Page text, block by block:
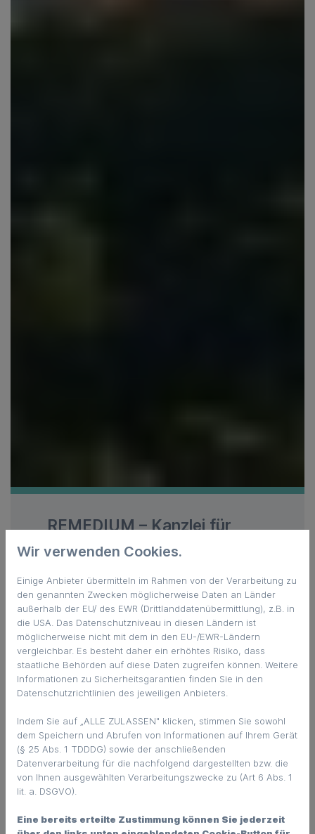
REMEDIUM – Kanzlei für
Arbeitsrecht und
Medizinrecht in München
Seit mehr als 10 Jahren verfolgen wir
das Konzept der unternehmerisch
ausgerichteten Rechtsberatung im
Gesundheitswesen.
Unsere Kanzlei
Wir verwenden Cookies.
Einige Anbieter übermitteln im Rahmen von der Verarbeitung zu
den genannten Zwecken möglicherweise Daten an Länder
außerhalb der EU/ des EWR (Drittlanddatenübermittlung), z.B. in
die USA. Das Datenschutzniveau in diesen Ländern ist
möglicherweise nicht mit dem in den EU-/EWR-Ländern
vergleichbar. Es besteht daher ein erhöhtes Risiko, dass
staatliche Behörden auf diese Daten zugreifen können. Weitere
Informationen zu Sicherheitsgarantien finden Sie in den
Datenschutzrichtlinien des jeweiligen Anbieters.
Indem Sie auf „ALLE ZULASSEN" klicken, stimmen Sie sowohl
dem Speichern und Abrufen von Informationen auf Ihrem Gerät
(§ 25 Abs. 1 TDDDG) sowie der anschließenden
Datenverarbeitung für die nachfolgend dargestellten bzw. die
von Ihnen ausgewählten Verarbeitungszwecke zu (Art 6 Abs. 1
lit. a. DSGVO).
Eine bereits erteilte Zustimmung können Sie jederzeit